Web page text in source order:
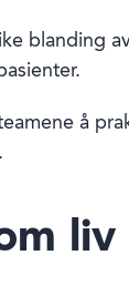
blanding
å
liv